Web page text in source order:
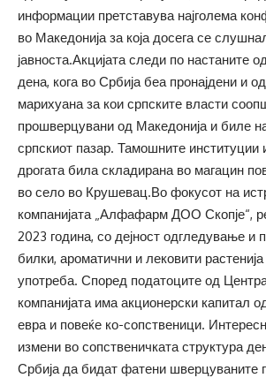
информации претставува најголема
во Македонија за која досега се
јавноста.Акцијата следи по настаните
дена, кога во Србија беа пронајдени и
марихуана за кои српските власти
прошверцувани од Македонија и биле
српскиот пазар. Тамошните
дрогата била складирана во магацин
во село во Крушевац.Во фокусот на
компанијата „Алфафарм ДОО Скопје“,
2023 година, со дејност одгледување и
билки, ароматични и лековити
употреба. Според податоците од
компанијата има акционерски капитал
евра и повеќе ко-сопственици.
измени во сопственичката структура
Србија да бидат фатени шверцуваните